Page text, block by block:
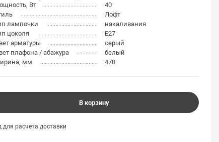
Вт
40
Лофт
лампочки
накаливания
цоколя
E27
арматуры
серый
плафона / абажура
белый
мм
470
В корзину
расчета доставки